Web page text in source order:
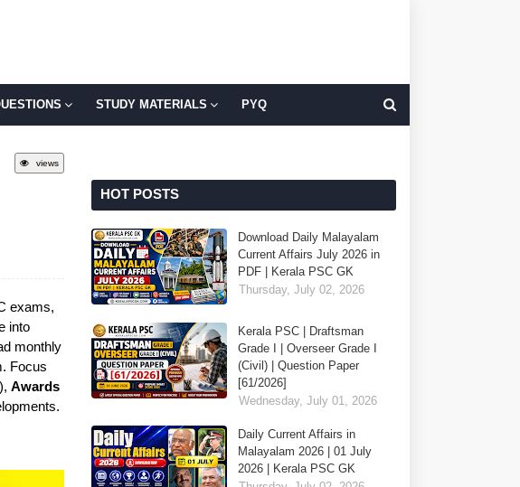
STUDY MATERIALS PYQ
views
exams,
into
monthly
Focus
Awards
HOT POSTS
Download Daily Malayalam
Current Affairs July 2026 in
PDF | Kerala PSC GK
Thursday, July 02, 2026
Kerala PSC | Draftsman
Grade I | Overseer Grade I
(Civil) | Question Paper
[61/2026]
Wednesday, July 01, 2026
Daily Current Affairs in
Malayalam 2026 | 01 July
2026 | Kerala PSC GK